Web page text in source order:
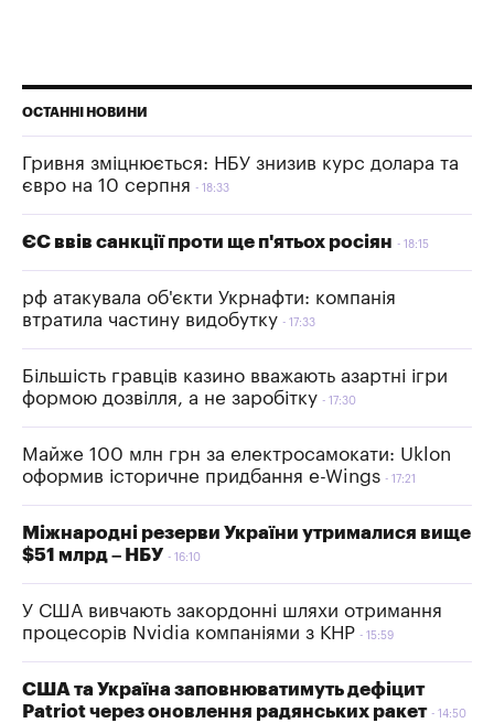
ОСТАННІ НОВИНИ
Гривня зміцнюється: НБУ знизив курс долара та
євро на 10 серпня
18:33
ЄС ввів санкції проти ще п'ятьох росіян 18:15
рф атакувала об'єкти Укрнафти: компанія
втратила частину видобутку
17:33
Більшість гравців казино вважають азартні ігри
формою дозвілля, а не заробітку
17:30
Майже 100 млн грн за електросамокати: Uklon
оформив історичне придбання e-Wings
17:21
Міжнародні резерви України утрималися вище
$51 млрд – НБУ
16:10
У США вивчають закордонні шляхи отримання
процесорів Nvidia компаніями з КНР
15:59
США та Україна заповнюватимуть дефіцит
Patriot через оновлення радянських ракет
14:50